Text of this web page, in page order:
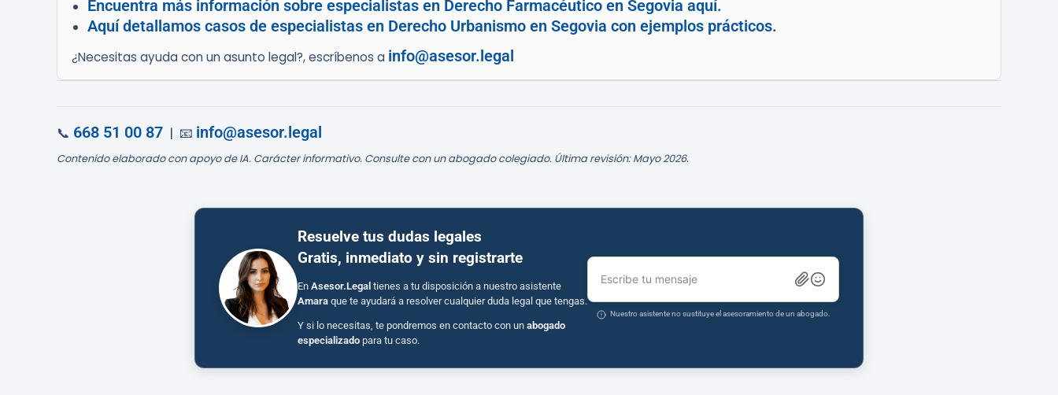
Encuentra más información sobre especialistas en Derecho Farmacéutico en Segovia aquí.
Aquí detallamos casos de especialistas en Derecho Urbanismo en Segovia con ejemplos prácticos.
¿Necesitas ayuda con un asunto legal?, escríbenos a info@asesor.legal
📞 668 51 00 87 | 📧 info@asesor.legal
Contenido elaborado con apoyo de IA. Carácter informativo. Consulte con un abogado colegiado. Última revisión: Mayo 2026.
Resuelve tus dudas legales
Gratis, inmediato y sin registrarte
En Asesor.Legal tienes a tu disposición a nuestro asistente
Amara que te ayudará a resolver cualquier duda legal que tengas.
Y si lo necesitas, te pondremos en contacto con un abogado
especializado para tu caso.
Escribe tu mensaje
Nuestro asistente no sustituye el asesoramiento de un abogado.